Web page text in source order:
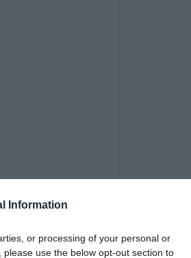
Information
or processing of your personal or
use the below opt-out section to
του
μπορεί